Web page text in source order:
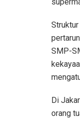
SMP-
Di
orang